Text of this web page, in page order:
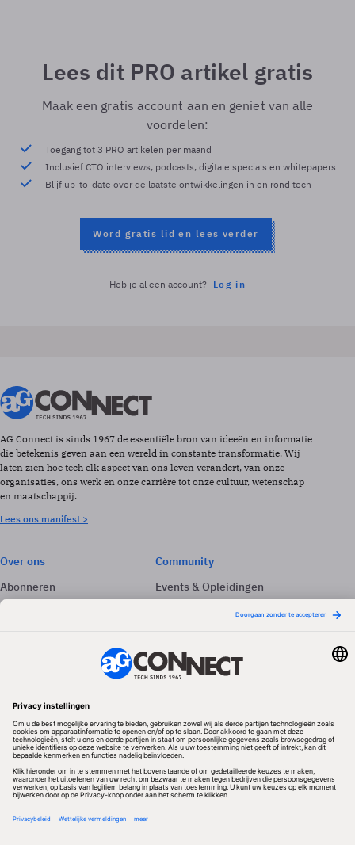
Lees dit PRO artikel gratis
Maak een gratis account aan en geniet van alle
voordelen:
Toegang tot 3 PRO artikelen per maand
Inclusief CTO interviews, podcasts, digitale specials en whitepapers
Blijf up-to-date over de laatste ontwikkelingen in en rond tech
Word gratis lid en lees verder
Heb je al een account? Log in
AG Connect is sinds 1967 de essentiële bron van ideeën en informatie
die betekenis geven aan een wereld in constante transformatie. Wij
laten zien hoe tech elk aspect van ons leven verandert, van onze
organisaties, ons werk en onze carrière tot onze cultuur, wetenschap
en maatschappij.
Lees ons manifest >
Over ons
Abonneren
Adverteren
Community
Events & Opleidingen
Nieuwsbrieven
Volg ons
Redactionele partner